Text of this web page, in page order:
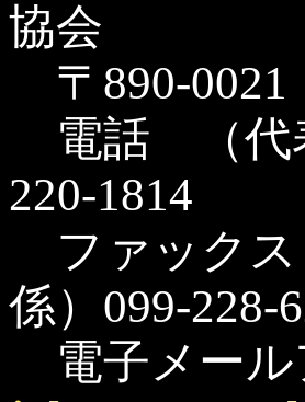
協会
〒890-
電話 （代
220-1814
ファック
係）099-228-
電子メー